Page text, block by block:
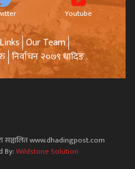
Youtube
Links Our Team
निर्वाचन २०७९ धादिङ
सञ्चालित www.dhadingpost.com
By:Wildstone Solution